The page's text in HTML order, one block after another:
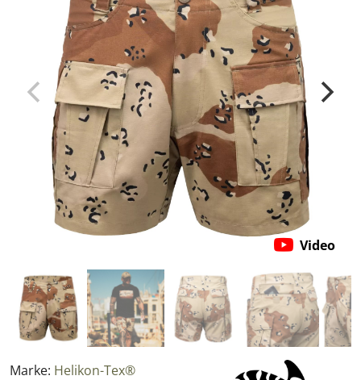
Video
Marke: Helikon-Tex®